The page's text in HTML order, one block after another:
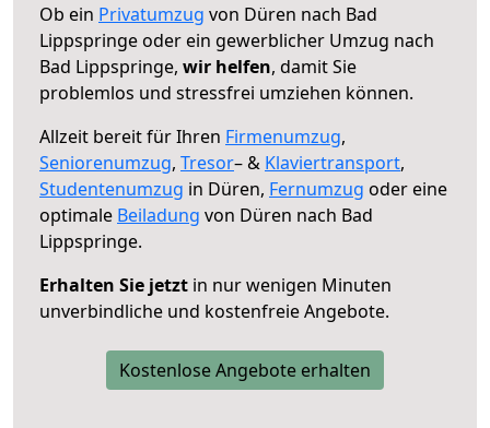
Ob ein Privatumzug von Düren nach Bad
Lippspringe oder ein gewerblicher Umzug nach
Bad Lippspringe, wir helfen, damit Sie
problemlos und stressfrei umziehen können.
Allzeit bereit für Ihren Firmenumzug,
Seniorenumzug, Tresor– & Klaviertransport,
Studentenumzug in Düren, Fernumzug oder eine
optimale Beiladung von Düren nach Bad
Lippspringe.
Erhalten Sie jetzt in nur wenigen Minuten
unverbindliche und kostenfreie Angebote.
Kostenlose Angebote erhalten